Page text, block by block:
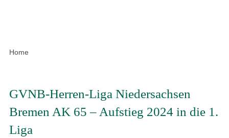
Home
GVNB-Herren-Liga Niedersachsen
Bremen AK 65 – Aufstieg 2024 in die 1.
Liga